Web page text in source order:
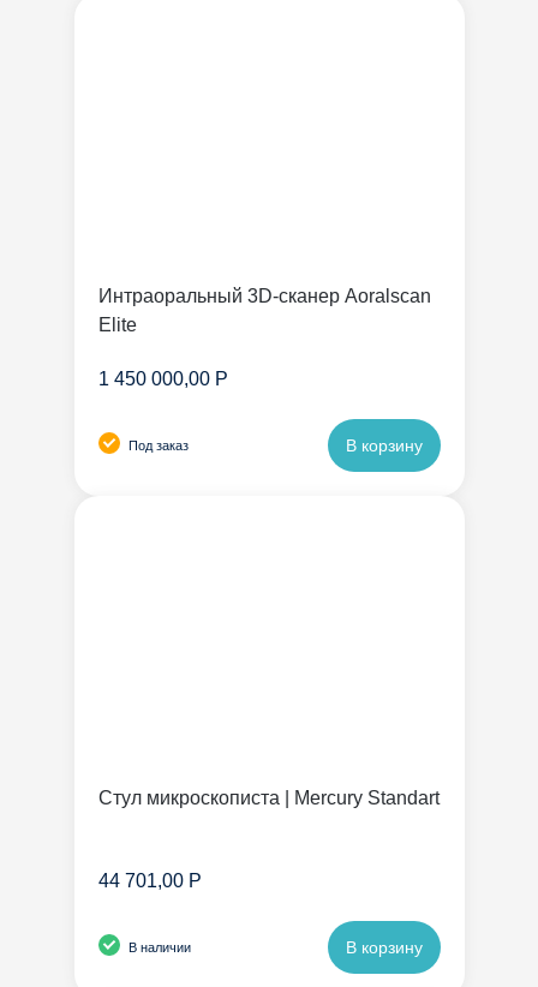
Интраоральный 3D-сканер Aoralscan
Elite
1 450 000,00 Р
Под заказ В корзину
Стул микроскописта | Mercury Standart
44 701,00 Р
В наличии В корзину